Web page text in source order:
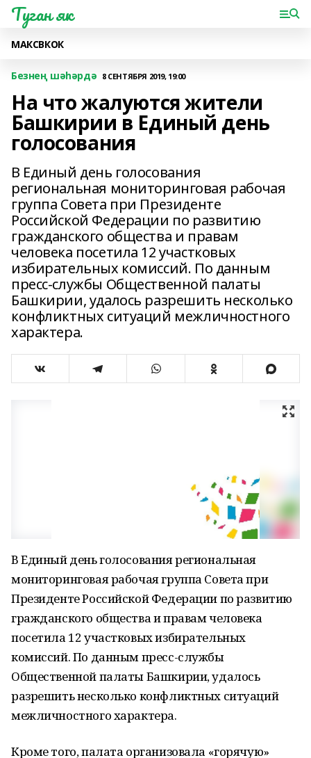
Туган як
МАКСВКОК
Безнең шәһәрдә 8 СЕНТЯБРЯ 2019, 19:00
На что жалуются жители
Башкирии в Единый день
голосования
В Единый день голосования
региональная мониторинговая рабочая
группа Совета при Президенте
Российской Федерации по развитию
гражданского общества и правам
человека посетила 12 участковых
избирательных комиссий. По данным
пресс-службы Общественной палаты
Башкирии, удалось разрешить несколько
конфликтных ситуаций межличностного
характера.
В Единый день голосования региональная
мониторинговая рабочая группа Совета при
Президенте Российской Федерации по развитию
гражданского общества и правам человека
посетила 12 участковых избирательных
комиссий. По данным пресс-службы
Общественной палаты Башкирии, удалось
разрешить несколько конфликтных ситуаций
межличностного характера.
Кроме того, палата организовала «горячую»